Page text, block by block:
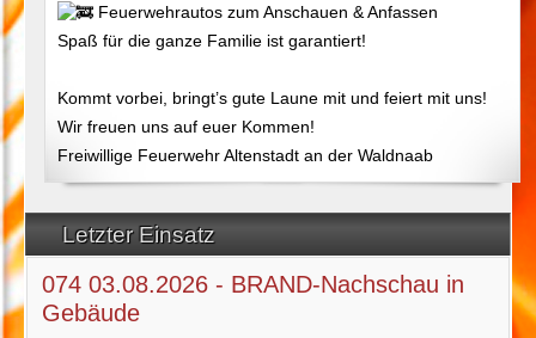
Letzter Einsatz
074 03.08.2026 - BRAND-Nachschau in
Gebäude
Feuerwehrautos zum Anschauen & Anfassen
Spaß für die ganze Familie ist garantiert!
Kommt vorbei, bringt’s gute Laune mit und feiert mit uns!
Wir freuen uns auf euer Kommen!
Freiwillige Feuerwehr Altenstadt an der Waldnaab